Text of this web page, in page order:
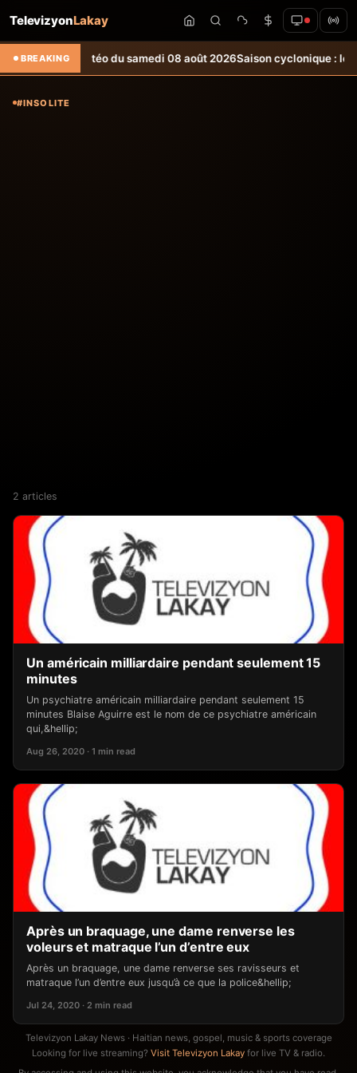
TelevizyonLakay
BREAKING
Bulletin météo du samedi 08 août 2026Saison cyclonique : le
#INSOLITE
2 articles
Un américain milliardaire pendant seulement 15
minutes
Un psychiatre américain milliardaire pendant seulement 15
minutes Blaise Aguirre est le nom de ce psychiatre américain
qui,&hellip;
Aug 26, 2020 · 1 min read
Après un braquage, une dame renverse les
voleurs et matraque l’un d’entre eux
Après un braquage, une dame renverse ses ravisseurs et
matraque l’un d’entre eux jusqu’à ce que la police&hellip;
Jul 24, 2020 · 2 min read
Televizyon Lakay News · Haitian news, gospel, music & sports coverage
Looking for live streaming? Visit Televizyon Lakay for live TV & radio.